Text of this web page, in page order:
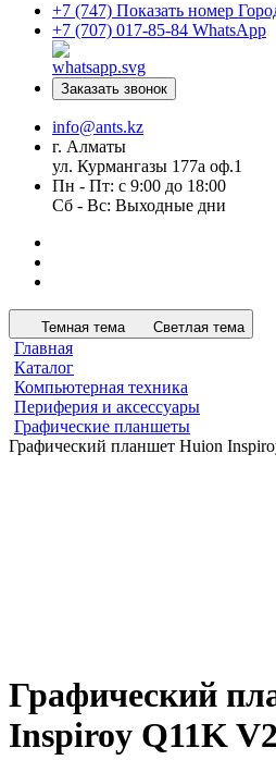
+7 (747) Показать номер
+7 (707) 017-85-84 WhatsApp
Заказать звонок
info@ants.kz
г. Алматы
ул. Курмангазы 177а оф.1
Пн - Пт: с 9:00 до 18:00
Сб - Вс: Выходные дни
Темная тема Светлая тема
Главная
Каталог
Компьютерная техника
Периферия и аксессуары
Графические планшеты
Графический планшет Huion
Графический
Inspiroy Q11K V2